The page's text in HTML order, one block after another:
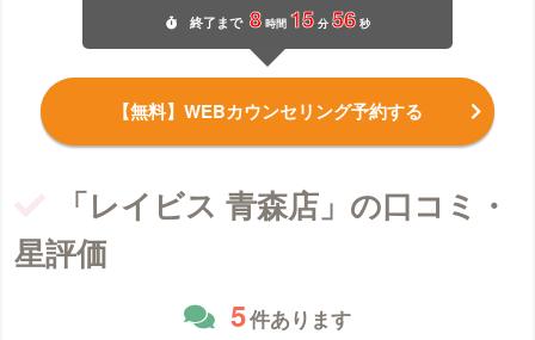
終了 まで 8 時間 15 分 56 秒
【無料】WEBカウンセリング予約する
「レイビス 青森店」の口コミ・
星評価
5件あります